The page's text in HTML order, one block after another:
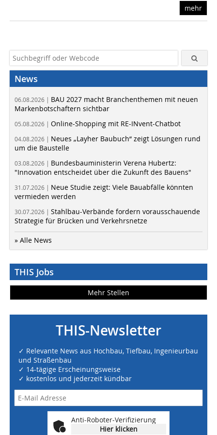
mehr
News
06.08.2026 | BAU 2027 macht Branchenthemen mit neuen
Markenbotschaftern sichtbar
05.08.2026 | Online-Shopping mit RE-INvent-Chatbot
04.08.2026 | Neues „Layher Baubuch“ zeigt Lösungen rund
um die Baustelle
03.08.2026 | Bundesbauministerin Verena Hubertz:
"Innovation entscheidet über die Zukunft des Bauens"
31.07.2026 | Neue Studie zeigt: Viele Bauabfälle könnten
vermieden werden
30.07.2026 | Stahlbau-Verbände fordern vorausschauende
Strategie für Brücken und Verkehrsnetze
» Alle News
THIS Jobs
Mehr Stellen
THIS-Newsletter
✓ Relevante News aus Hochbau, Tiefbau, Ingenieurbau
und Straßenbau
✓ 14-tägige Erscheinungsweise
✓ kostenlos und jederzeit kündbar
Anti-Roboter-Verifizierung
Hier klicken